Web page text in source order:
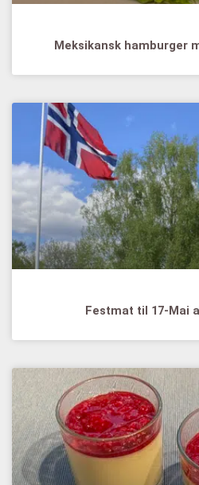
Meksikansk hamburger
Festmat til 17-Mai